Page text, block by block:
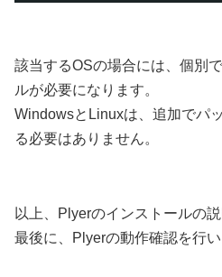
該当するOSの場合には、個別
ルが必要になります。
WindowsとLinuxは、追加でパ
る必要はありません。
以上、Plyerのインストールの説
最後に、Plyerの動作確認を行い